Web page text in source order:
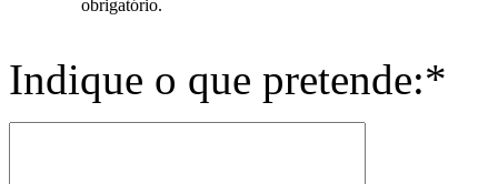
obrigatório.
Indique o que pretende:*